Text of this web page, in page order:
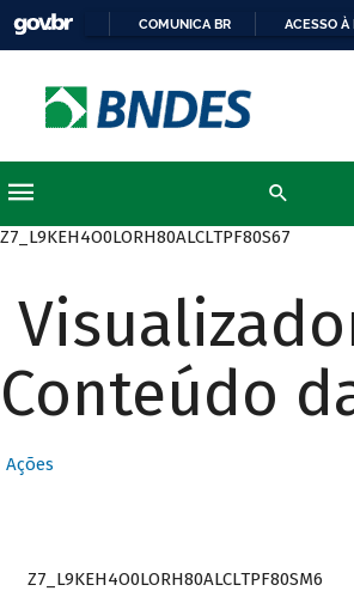
COMUNICA BR ACESSO À
Z7_L9KEH4O0LORH80ALCLTPF80S67
Conteúdo
Ações
Z7_L9KEH4O0LORH80ALCLTPF80SM6